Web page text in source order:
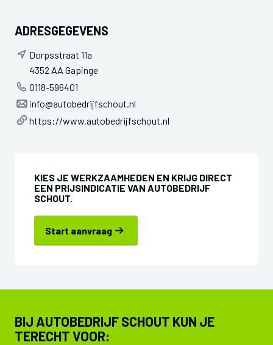
ADRESGEGEVENS
Dorpsstraat 11a
4352 AA Gapinge
0118-596401
info@autobedrijfschout.nl
https://www.autobedrijfschout.nl
KIES JE WERKZAAMHEDEN EN KRIJG DIRECT
EEN PRIJSINDICATIE VAN AUTOBEDRIJF
SCHOUT.
Start aanvraag
BIJ AUTOBEDRIJF SCHOUT KUN JE
TERECHT VOOR: